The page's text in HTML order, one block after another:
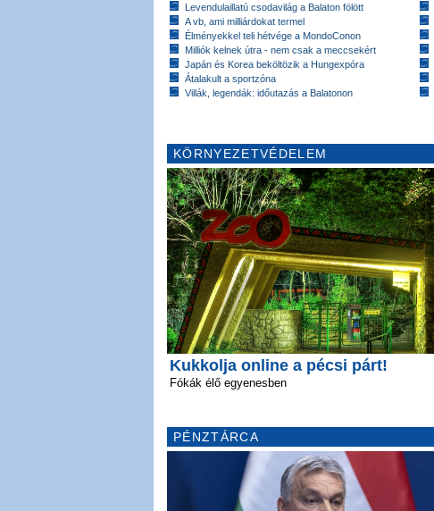
Levendulaillatú csodavilág a Balaton fölött
A vb, ami milliárdokat termel
Élményekkel teli hétvége a MondoConon
Milliók kelnek útra - nem csak a meccsekért
Japán és Korea beköltözik a Hungexpóra
Átalakult a sportzóna
Villák, legendák: időutazás a Balatonon
KÖRNYEZETVÉDELEM
Kukkolja online a pécsi párt!
Fókák élő egyenesben
PÉNZTÁRCA